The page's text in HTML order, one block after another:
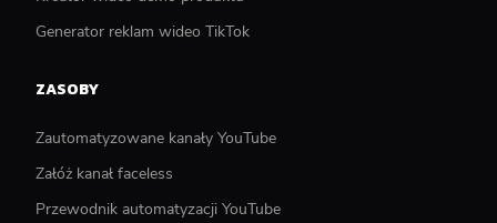
Generator reklam wideo TikTok
ZASOBY
Zautomatyzowane kanały YouTube
Załóż kanał faceless
Przewodnik automatyzacji YouTube